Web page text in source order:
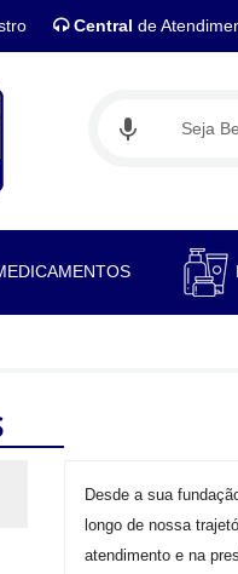
Central de
Desde a sua
longo de nossa
atendimento e na